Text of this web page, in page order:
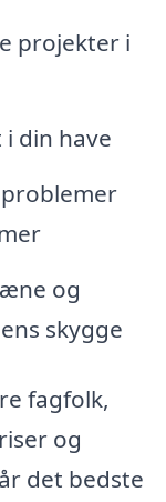
projekter i
din have
og
skygge
fagfolk,
og
det bedste